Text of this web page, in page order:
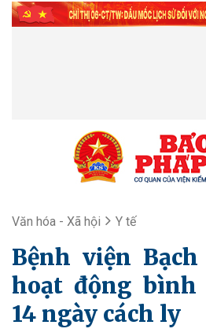
Văn hóa - Xã hội Y tế
Bệnh viện
hoạt động bình
14 ngày cách ly